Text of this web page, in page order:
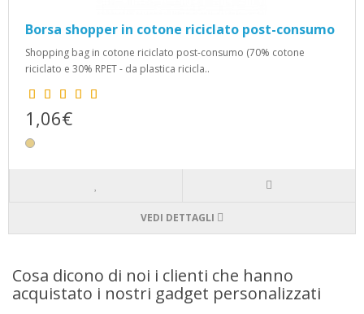
Borsa shopper in cotone riciclato post-consumo
Shopping bag in cotone riciclato post-consumo (70% cotone
riciclato e 30% RPET - da plastica ricicla..
1,06€
VEDI DETTAGLI
Cosa dicono di noi i clienti che hanno
acquistato i nostri gadget personalizzati